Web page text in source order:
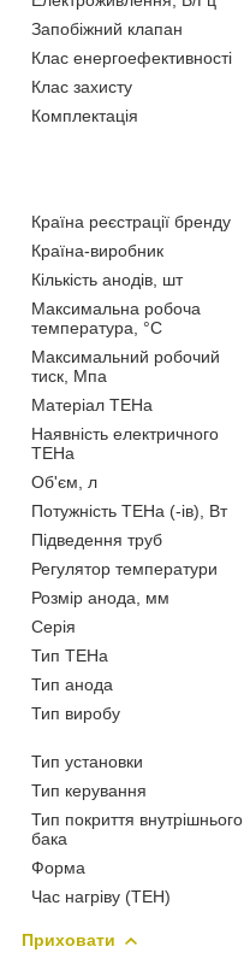
Запобіжний клапан
Клас енергоефективності
Клас захисту
Комплектація
Країна реєстрації бренду
Країна-виробник
Кількість анодів, шт
Максимальна робоча
температура, °С
Максимальний робочий
тиск, Мпа
Матеріал ТЕНа
Наявність електричного
ТЕНа
Об'єм, л
Потужність ТЕНа (-ів), Вт
Підведення труб
Регулятор температури
Розмір анода, мм
Серія
Тип ТЕНа
Тип анода
Тип виробу
Тип установки
Тип керування
Тип покриття внутрішнього
бака
Форма
Час нагріву (ТЕН)
Приховати